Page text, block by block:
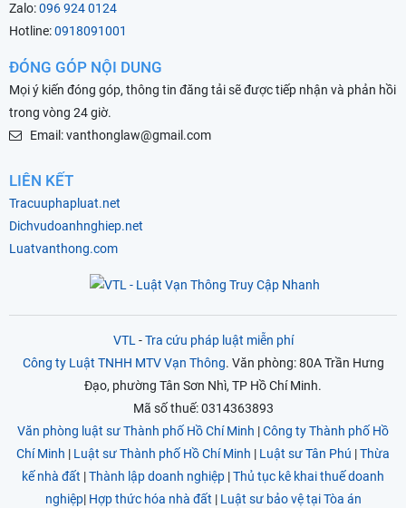
Zalo:096 924 0124
Hotline:0918091001
ĐÓNG GÓP NỘI DUNG
Mọi ý kiến đóng góp, thông tin đăng tải sẽ được tiếp nhận và phản hồi
trong vòng 24 giờ.
Email: vanthonglaw@gmail.com
LIÊN KẾT
Tracuuphapluat.net
Dichvudoanhnghiep.net
Luatvanthong.com
VTL -Tra cứu pháp luật miễn phí
Công ty Luật TNHH MTV Vạn Thông. Văn phòng: 80A Trần Hưng
Đạo, phường Tân Sơn Nhì, TP Hồ Chí Minh.
Mã số thuế: 0314363893
Văn phòng luật sư Thành phố Hồ Chí Minh |Công ty Thành phố Hồ
Chí Minh | Luật sư Thành phố Hồ Chí Minh | Luật sư Tân Phú |Thừa
kế nhà đất |Thành lập doanh nghiệp |Thủ tục kê khai thuế doanh
nghiệp| Hợp thức hóa nhà đất | Luật sư bảo vệ tại Tòa án